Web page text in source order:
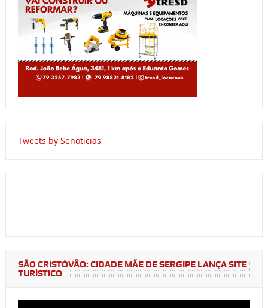
Tweets by Senoticias
SÃO CRISTÓVÃO: CIDADE MÃE DE SERGIPE LANÇA SITE
TURÍSTICO